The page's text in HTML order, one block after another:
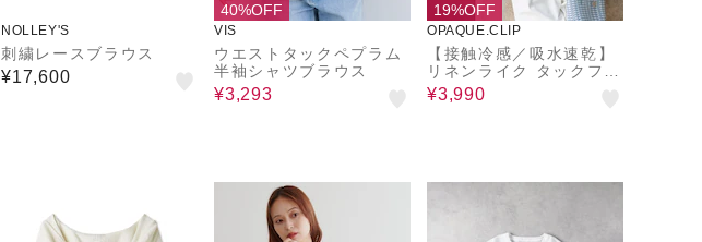
NOLLEY'S
刺繍レースブラウス
¥17,600
40%OFF
VIS
ウエストタックペプラム
半袖シャツブラウス
¥3,293
19%OFF
OPAQUE.CLIP
【接触冷感／吸水速乾】
リネンライク タックフレ
ンチスリーブブラウス
《洗濯機OK》
¥3,990